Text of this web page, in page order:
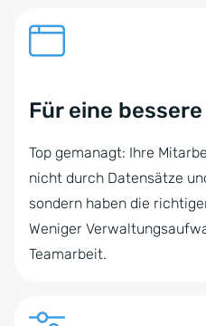
Für eine
Top gemanagt: Ihre
nicht durch Datensätze
sondern haben die
Weniger
Teamarbeit.